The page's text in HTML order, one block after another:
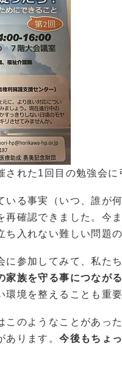
れた1回目の勉強会に
る事実（いつ、誰が
再確認できました。今
ち入れない難しい問題
参加してみて、私た
家族を守る事につなが
環境を整えることも重
のようなことがあっ
あります。今後もちょ